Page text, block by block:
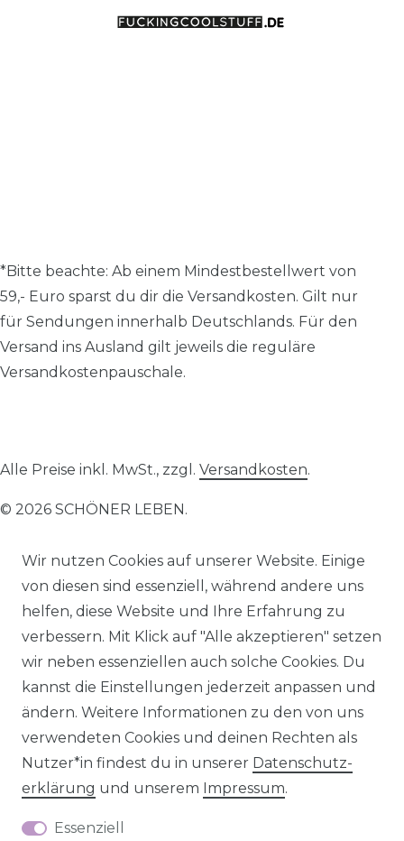
Wir nutzen Cookies auf unserer Website. Einige
von diesen sind essenziell, während andere uns
helfen, diese Website und Ihre Erfahrung zu
verbessern. Mit Klick auf "Alle akzeptieren" setzen
wir neben essenziellen auch solche Cookies. Du
kannst die Einstellungen jederzeit anpassen und
ändern. Weitere Informationen zu den von uns
verwendeten Cookies und deinen Rechten als
Nutzer*in findest du in unserer Daten­schutz­
erklärung und unserem Impressum.
Essenziell
*Bitte beachte: Ab einem Mindestbestellwert von
59,- Euro sparst du dir die Versandkosten. Gilt nur
für Sendungen innerhalb Deutschlands. Für den
Versand ins Ausland gilt jeweils die reguläre
Versandkostenpauschale.
Alle Preise inkl. MwSt., zzgl. Versandkosten.
© 2026 SCHÖNER LEBEN.
Impressum Daten­schutz­erklärung AGB
Barrierefreiheitserklärung Widerrufs­recht